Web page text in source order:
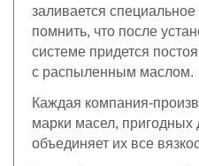
заливается
помнить, что после
системе придется
с распыленным маслом.
Каждая компания-
марки масел, пригодных
объединяет их все